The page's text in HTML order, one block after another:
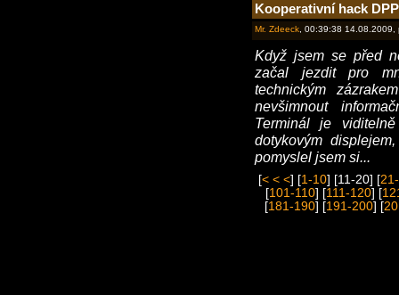
Kooperativní hack DPP
Mr. Zdeeck , 00:39:38
Když jsem se před
začal jezdit pro
technickým
nevšimnout
Terminál je
dotykovým
pomyslel jsem si...
[< < <] [1-10] [11-20] [
[101-110] [111-120] [
[181-190] [191-200] [